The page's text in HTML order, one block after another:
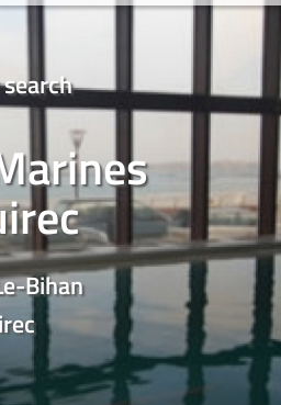
Bihan